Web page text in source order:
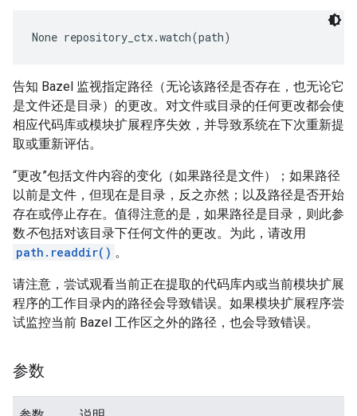
None repository_ctx.watch(path)
告知 Bazel 监视指定路径（无论该路径是否存在，也无论它
是文件还是目录）的更改。对文件或目录的任何更改都会使
相应代码库或模块扩展程序失效，并导致系统在下次重新提
取或重新评估。
“更改”包括文件内容的变化（如果路径是文件）；如果路径
以前是文件，但现在是目录，反之亦然；以及路径是否开始
存在或停止存在。值得注意的是，如果路径是目录，则此参
数不包括对该目录下任何文件的更改。为此，请改用
path.readdir() 。
请注意，尝试观看当前正在提取的代码库内或当前模块扩展
程序的工作目录内的路径会导致错误。如果模块扩展程序尝
试监控当前 Bazel 工作区之外的路径，也会导致错误。
参数